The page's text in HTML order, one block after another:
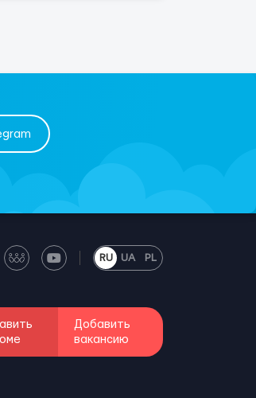
RU UA PL
Добавить
вакансию